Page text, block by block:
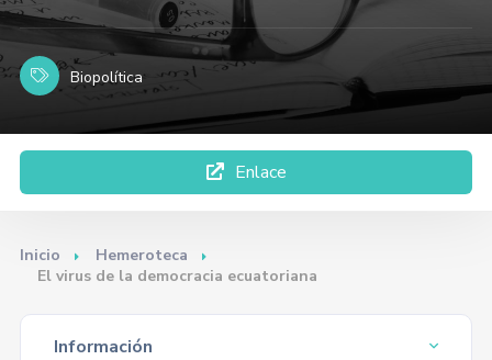
Biopolítica
Enlace
Inicio
Hemeroteca
El virus de la democracia ecuatoriana
Información